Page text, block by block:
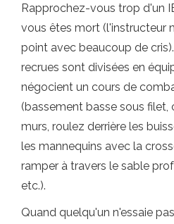
Rapprochez-vous trop d'un
vous êtes mort (l'instructeur
point avec beaucoup de
recrues sont divisées en
négocient un cours de
(bassement basse sous filet,
murs, roulez derrière les
les mannequins avec la
ramper à travers le sable
etc.).
Quand quelqu'un n'essaie